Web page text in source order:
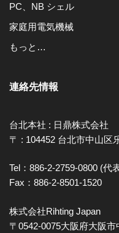
PC、NB シェル
家庭用電気機械
もっと…
連絡先情報
台北本社 : 日鼎株式会社
〒 : 104452 台北市中山区
Tel：886-2-2759-0800 (代
Fax：886-2-8501-1520
株式会社Rihting Japan
〒0542-0075大阪府大阪